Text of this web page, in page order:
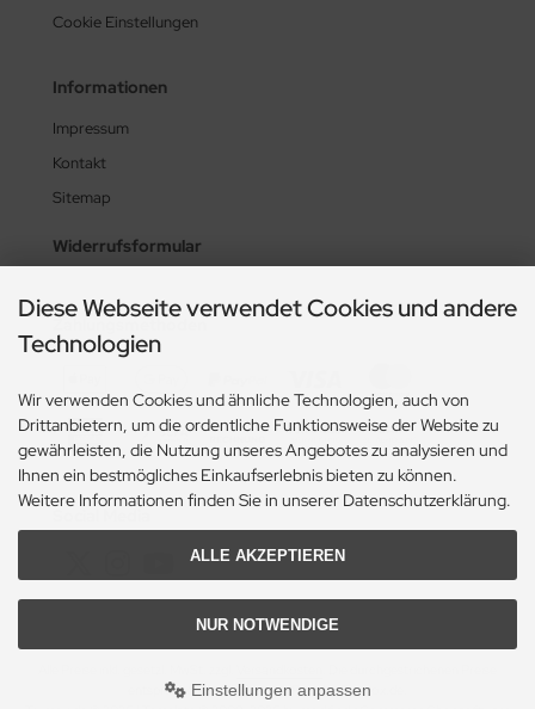
Cookie Einstellungen
Informationen
Impressum
Kontakt
Sitemap
Widerrufsformular
Zahlungsmethoden
entsprechen dem bisherigen Preis bei Trumox.de.
Diese Webseite verwendet Cookies und andere
Technologien
Wir verwenden Cookies und ähnliche Technologien, auch von
Drittanbietern, um die ordentliche Funktionsweise der Website zu
gewährleisten, die Nutzung unseres Angebotes zu analysieren und
Ihnen ein bestmögliches Einkaufserlebnis bieten zu können.
Weitere Informationen finden Sie in unserer Datenschutzerklärung.
ALLE AKZEPTIEREN
NUR NOTWENDIGE
Einstellungen anpassen